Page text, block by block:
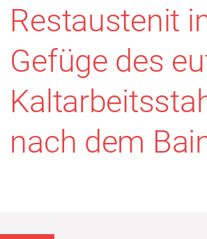
Restaustenit
Gefüge des
nach dem